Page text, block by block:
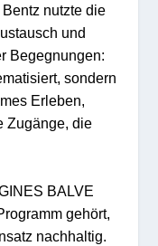
nutzte die
und
Begegnungen:
sondern
Erleben,
Zugänge, die
BALVE
gehört,
nachhaltig.